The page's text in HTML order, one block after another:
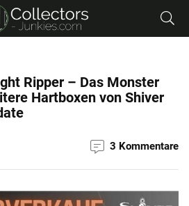
Ripper – Das Monster
Hartboxen von Shiver
3 Kommentare